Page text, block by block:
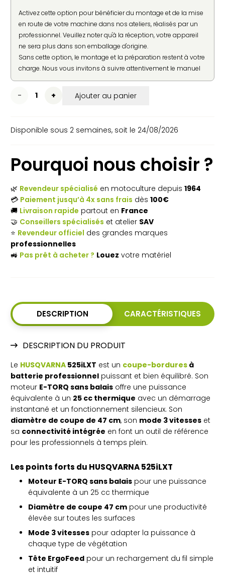
Activez cette option pour bénéficier du montage et de la mise
en route de votre machine dans nos ateliers, réalisés par un
professionnel. Veuillez noter qu'à la réception, votre appareil
ne sera plus dans son emballage d'origine.
Sans cette option, le montage et la préparation restent à votre
charge. Nous vous invitons à suivre attentivement le manuel
d'utilisation fourni par le constructeur pour une mise en
service en toute sécurité.
quantité
Coupe-
à
HUSQVARNA
525iLXT
Ajouter au panier
Disponible sous 2 semaines, soit le 24/08/2026
Pourquoi nous choisir ?
🌿 Revendeur spécialisé en motoculture depuis 1964
💳 Paiement jusqu’à 4x sans frais dès 100€
🚚 Livraison rapide partout en France
🤝 Conseillers spécialisés et atelier SAV
⭐ Revendeur officiel des grandes marques
professionnelles
🚜 Pas prêt à acheter ? Louez votre matériel
DESCRIPTION CARACTÉRISTIQUES
DESCRIPTION DU PRODUIT
Le HUSQVARNA 525iLXT est un coupe-bordures à
batterie professionnel puissant et bien équilibré. Son
moteur E-TORQ sans balais offre une puissance
équivalente à un 25 cc thermique avec un démarrage
instantané et un fonctionnement silencieux. Son
diamètre de coupe de 47 cm, son mode 3 vitesses et
sa connectivité intégrée en font un outil de référence
pour les professionnels à temps plein.
Les points forts du HUSQVARNA 525iLXT
Moteur E-TORQ sans balais pour une puissance
équivalente à un 25 cc thermique
Diamètre de coupe 47 cm pour une productivité
élevée sur toutes les surfaces
Mode 3 vitesses pour adapter la puissance à
chaque type de végétation
Tête ErgoFeed pour un rechargement du fil simple
et intuitif